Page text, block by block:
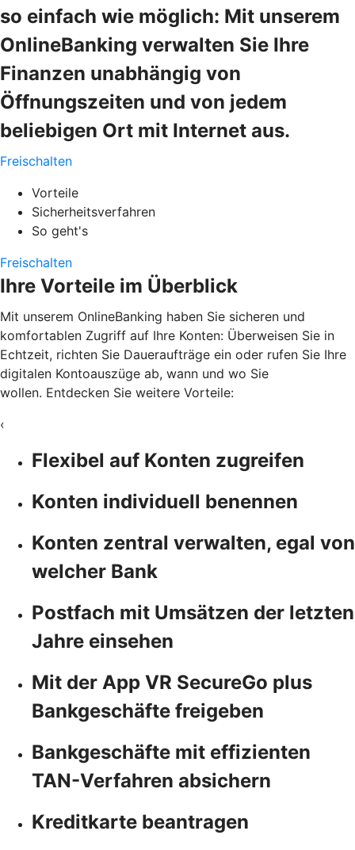
so einfach wie möglich: Mit unserem
OnlineBanking verwalten Sie Ihre
Finanzen unabhängig von
Öffnungszeiten und von jedem
beliebigen Ort mit Internet aus.
Freischalten
Vorteile
Sicherheitsverfahren
So geht's
Freischalten
Ihre Vorteile im Überblick
Mit unserem OnlineBanking haben Sie sicheren und
komfortablen Zugriff auf Ihre Konten: Überweisen Sie in
Echtzeit, richten Sie Daueraufträge ein oder rufen Sie Ihre
digitalen Kontoauszüge ab, wann und wo Sie
wollen. Entdecken Sie weitere Vorteile:
‹
Flexibel auf Konten zugreifen
Konten individuell benennen
Konten zentral verwalten, egal von
welcher Bank
Postfach mit Umsätzen der letzten
Jahre einsehen
Mit der App VR SecureGo plus
Bankgeschäfte freigeben
Bankgeschäfte mit effizienten
TAN-Verfahren absichern
Kreditkarte beantragen